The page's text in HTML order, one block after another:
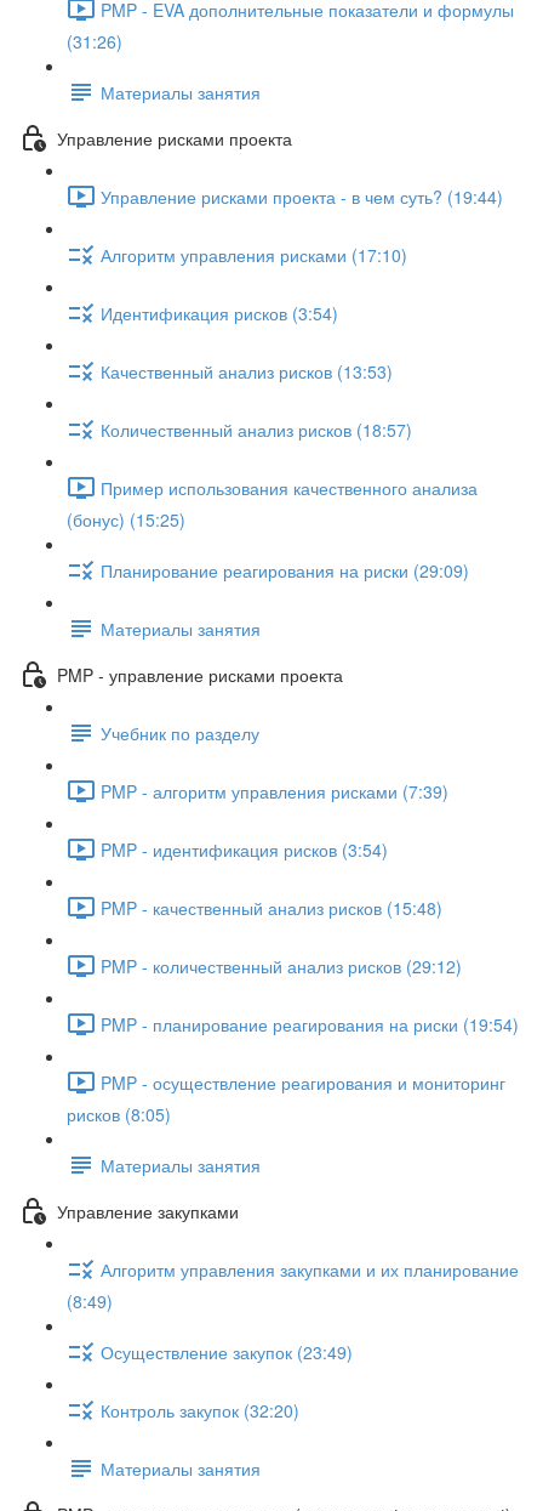
PMP - EVA дополнительные показатели и формулы
(31:26)
Материалы занятия
Управление рисками проекта
Управление рисками проекта - в чем суть? (19:44)
Алгоритм управления рисками (17:10)
Идентификация рисков (3:54)
Качественный анализ рисков (13:53)
Количественный анализ рисков (18:57)
Пример использования качественного анализа
(бонус) (15:25)
Планирование реагирования на риски (29:09)
Материалы занятия
PMP - управление рисками проекта
Учебник по разделу
PMP - алгоритм управления рисками (7:39)
PMP - идентификация рисков (3:54)
PMP - качественный анализ рисков (15:48)
PMP - количественный анализ рисков (29:12)
PMP - планирование реагирования на риски (19:54)
PMP - осуществление реагирования и мониторинг
рисков (8:05)
Материалы занятия
Управление закупками
Алгоритм управления закупками и их планирование
(8:49)
Осуществление закупок (23:49)
Контроль закупок (32:20)
Материалы занятия